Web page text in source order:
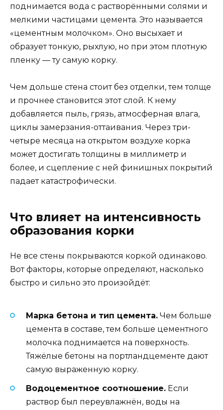
поднимается вода с растворёнными солями и
мелкими частицами цемента. Это называется
«цементным молочком». Оно высыхает и
образует тонкую, рыхлую, но при этом плотную
пленку — ту самую корку.
Чем дольше стена стоит без отделки, тем толще
и прочнее становится этот слой. К нему
добавляется пыль, грязь, атмосферная влага,
циклы замерзания-оттаивания. Через три-
четыре месяца на открытом воздухе корка
может достигать толщины в миллиметр и
более, и сцепление с ней финишных покрытий
падает катастрофически.
Что влияет на интенсивность
образования корки
Не все стены покрываются коркой одинаково.
Вот факторы, которые определяют, насколько
быстро и сильно это произойдёт:
Марка бетона и тип цемента. Чем больше
цемента в составе, тем больше цементного
молочка поднимается на поверхность.
Тяжёлые бетоны на портландцементе дают
самую выраженную корку.
Водоцементное соотношение. Если
раствор был переувлажнён, воды на